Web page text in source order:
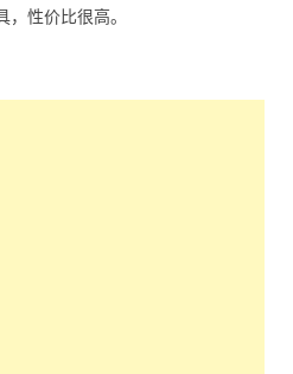
性价比很高。